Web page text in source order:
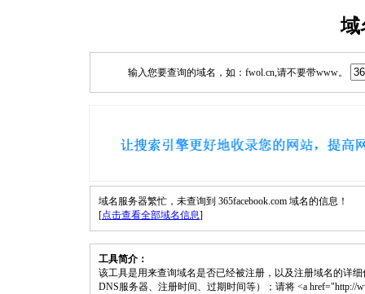
域
输入您要查询的域名，如：fwol.cn,请不要带www。
域名服务器繁忙，未查询到 365facebook.com 域名的信息！
[点击查看全部域名信息]
工具简介：
该工具是用来查询域名是否已经被注册，以及注册域名的详
DNS服务器、注册时间、过期时间等）；请将 <a href="http://